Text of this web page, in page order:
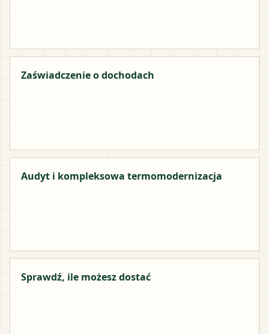
Zaświadczenie o dochodach
Audyt i kompleksowa termomodernizacja
Sprawdź, ile możesz dostać